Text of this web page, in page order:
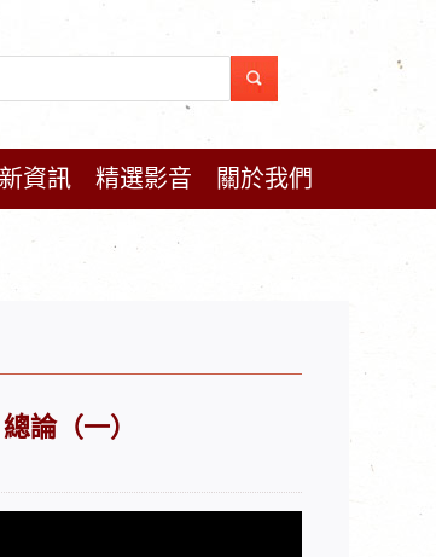
資訊 精選影音 關於我們
論（一）